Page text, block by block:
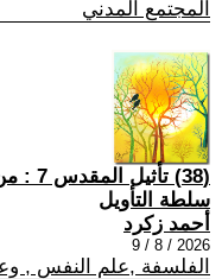
المجتمع المدني
(38)
سلطة التأويل
أحمد زكرد
2026 / 8 / 9
الفلسفة ,علم النفس ,